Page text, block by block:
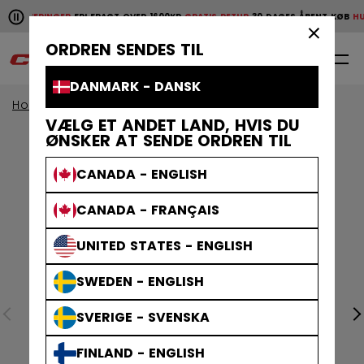
ORDREN SENDES TIL
DANMARK - DANSK
VÆLG ET ANDET LAND, HVIS DU
ØNSKER AT SENDE ORDREN TIL
CANADA - ENGLISH
CANADA - FRANÇAIS
UNITED STATES - ENGLISH
SWEDEN - ENGLISH
SVERIGE - SVENSKA
FINLAND - ENGLISH
Pause the horizontal scroll animation.
LEVERINGERFRI FRAGT OVER 1600KRGRATIS RETUR30 DAGES ÅBENT KØB
Hurtige leveringer Gratis retur 30
Home Klæder Kollektioner Athleisure